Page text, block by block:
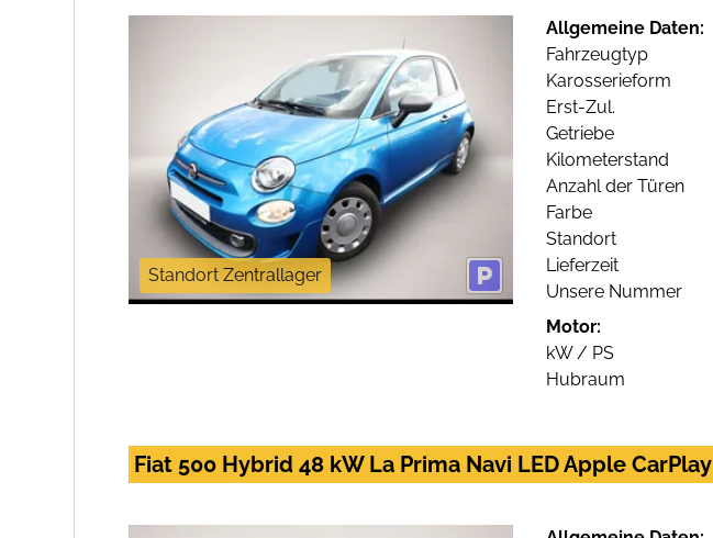
Standort Zentrallager
Allgemeine Daten:
Fahrzeugtyp
Karosserieform
Erst-Zul.
Getriebe
Kilometerstand
Anzahl der Türen
Farbe
Standort
Lieferzeit
Unsere Nummer
Motor:
kW / PS
Hubraum
Fiat 500 Hybrid 48 kW La Prima Navi LED Apple CarPlay